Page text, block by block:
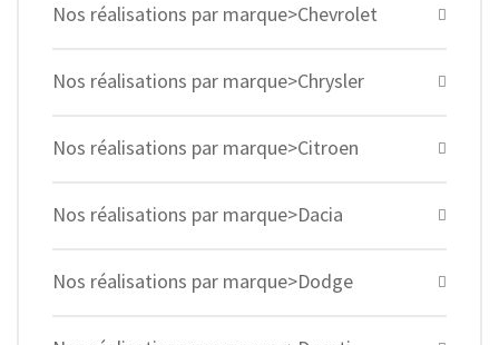
Nos réalisations par marque>Chevrolet
Nos réalisations par marque>Chrysler
Nos réalisations par marque>Citroen
Nos réalisations par marque>Dacia
Nos réalisations par marque>Dodge